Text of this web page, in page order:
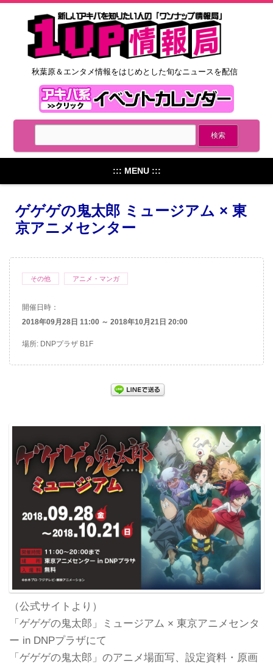
秋葉原＆エンタメ情報をはじめとした旬なニュースを配信
::: MENU :::
ゲゲゲの鬼太郎 ミュージアム × 東
京アニメセンター
その他 アニメ・マンガ
開催日時：
2018年09月28日 11:00 ～ 2018年10月21日 20:00
場所: DNPプラザ B1F
（公式サイトより）
「ゲゲゲの鬼太郎」ミュージアム × 東京アニメセンタ
ー in DNPプラザにて
「ゲゲゲの鬼太郎」のアニメ場面写、設定資料・原画